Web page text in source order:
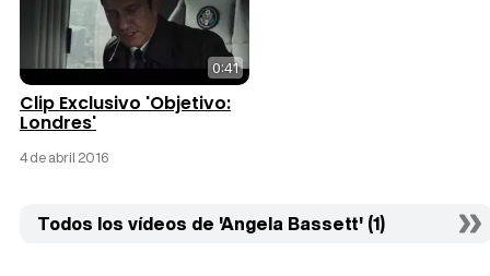
0:41
Clip Exclusivo 'Objetivo:
Londres'
4 de abril 2016
Todos los vídeos de 'Angela Bassett' (1)